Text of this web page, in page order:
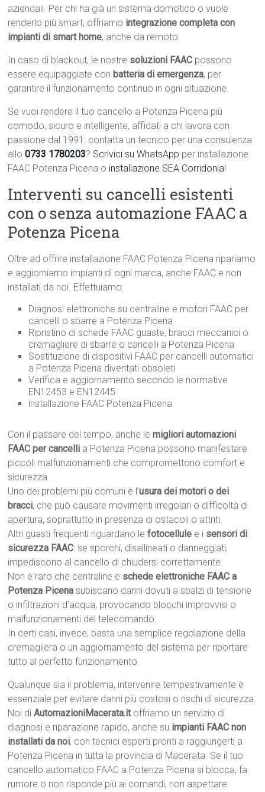
aziendali. Per chi ha già un sistema domotico o vuole
renderlo più smart, offriamo integrazione completa con
impianti di smart home, anche da remoto.
In caso di blackout, le nostre soluzioni FAAC possono
essere equipaggiate con batteria di emergenza, per
garantire il funzionamento continuo in ogni situazione.
Se vuoi rendere il tuo cancello a Potenza Picena più
comodo, sicuro e intelligente, affidati a chi lavora con
passione dal 1991: contatta un tecnico per una consulenza
allo0733 1780203? Scrivici su WhatsApp per installazione
FAAC Potenza Picena o installazione SEA Corridonia!
Interventi su cancelli esistenti
con o senza automazione FAAC a
Potenza Picena
Oltre ad offrire installazione FAAC Potenza Picena ripariamo
e aggiorniamo impianti di ogni marca, anche FAAC e non
installati da noi. Effettuiamo:
Diagnosi elettroniche su centraline e motori FAAC per
cancelli o sbarre a Potenza Picena
Ripristino di schede FAAC guaste, bracci meccanici o
cremagliere di sbarre o cancelli a Potenza Picena
Sostituzione di dispositivi FAAC per cancelli automatici
a Potenza Picena diventati obsoleti
Verifica e aggiornamento secondo le normative
EN12453 e EN12445
installazione FAAC Potenza Picena
Con il passare del tempo, anche lemigliori automazioni
FAAC per cancelli a Potenza Picena possono manifestare
piccoli malfunzionamenti che compromettono comfort e
sicurezza.
Uno dei problemi più comuni è l’usura dei motori o dei
bracci, che può causare movimenti irregolari o difficoltà di
apertura, soprattutto in presenza di ostacoli o attriti.
Altri guasti frequenti riguardano lefotocellule e i sensori di
sicurezza FAAC: se sporchi, disallineati o danneggiati,
impediscono al cancello di chiudersi correttamente.
Non è raro che centraline e schede elettroniche FAAC a
Potenza Picena subiscano danni dovuti a sbalzi di tensione
o infiltrazioni d’acqua, provocando blocchi improvvisi o
malfunzionamenti del telecomando.
In certi casi, invece, basta una semplice regolazione della
cremagliera o un aggiornamento del sistema per riportare
tutto al perfetto funzionamento.
Qualunque sia il problema, intervenire tempestivamente è
essenziale per evitare danni più costosi o rischi di sicurezza.
Noi diAutomazioniMacerata.itoffriamo un servizio di
diagnosi e riparazione rapido, anche su impianti FAAC non
installati da noi, con tecnici esperti pronti a raggiungerti a
Potenza Picena in tutta la provincia di Macerata. Se il tuo
cancello automatico FAAC a Potenza Picena si blocca, fa
rumore o non risponde più ai comandi, non aspettare: